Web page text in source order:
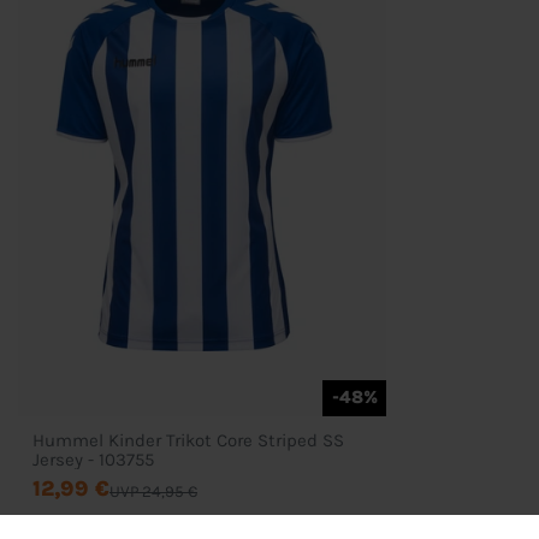
-48%
Hummel Kinder Trikot Core Striped SS
Jersey - 103755
UVP 24,95 €
12,99 €
Mein Konto
Wunschliste
Zahlung & Versand